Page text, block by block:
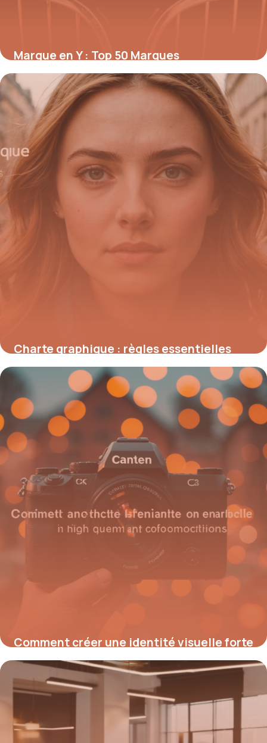
Marque en Y : Top 50 Marques
Commençant par Y
20 mai 2026
Charte graphique : règles essentielles
pour créer une identité visuelle cohérente
Comment créer une identité visuelle forte
en 5 questions clés
14 mai 2026